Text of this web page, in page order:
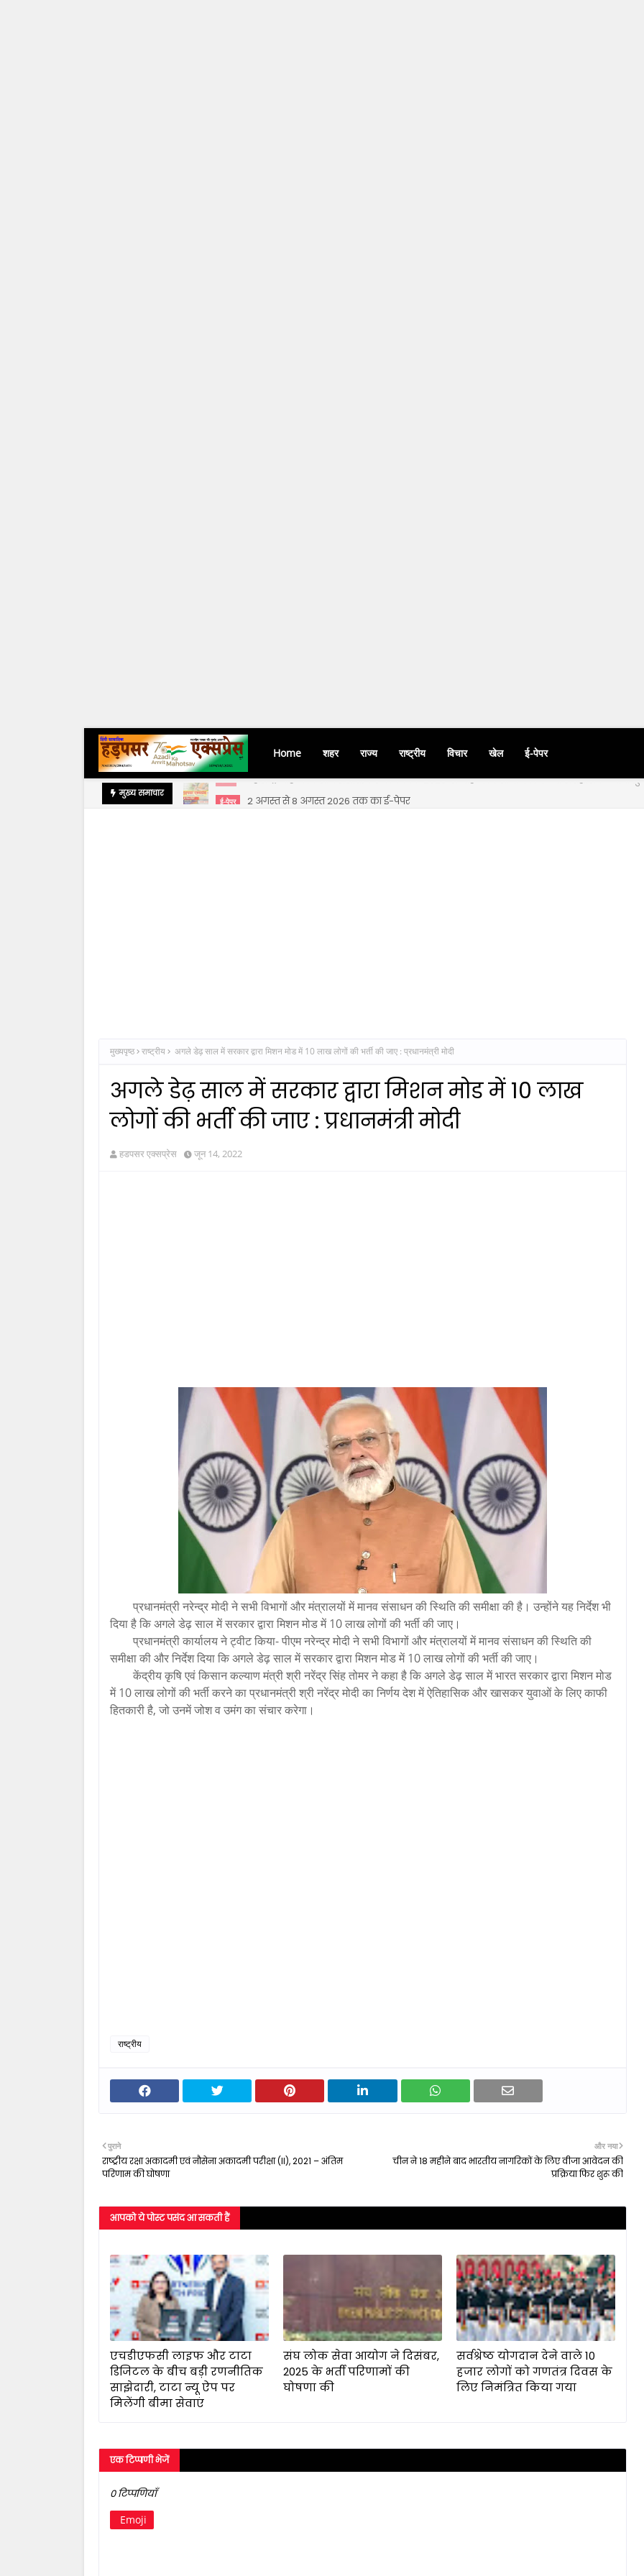
Home शहर राज्य राष्ट्रीय विचार खेल ई-पेपर
मुख्य समाचार ई-पेपर 2 अगस्त से 8 अगस्त 2026 तक का ई-पेपर
मुख्यपृष्ठ राष्ट्रीय अगले डेढ़ साल में सरकार द्वारा मिशन मोड में 10 लाख लोगों की भर्ती की जाए : प्रधानमंत्री मोदी
अगले डेढ़ साल में सरकार द्वारा मिशन मोड में 10 लाख
लोगों की भर्ती की जाए : प्रधानमंत्री मोदी
हडपसर एक्सप्रेस जून 14, 2022
प्रधानमंत्री नरेन्द्र मोदी ने सभी विभागों और मंत्रालयों में मानव संसाधन की स्थिति की समीक्षा की है। उन्होंने यह निर्देश भी
दिया है कि अगले डेढ़ साल में सरकार द्वारा मिशन मोड में 10 लाख लोगों की भर्ती की जाए।
प्रधानमंत्री कार्यालय ने ट्वीट किया- पीएम नरेन्द्र मोदी ने सभी विभागों और मंत्रालयों में मानव संसाधन की स्थिति की
समीक्षा की और निर्देश दिया कि अगले डेढ़ साल में सरकार द्वारा मिशन मोड में 10 लाख लोगों की भर्ती की जाए।
केंद्रीय कृषि एवं किसान कल्याण मंत्री श्री नरेंद्र सिंह तोमर ने कहा है कि अगले डेढ़ साल में भारत सरकार द्वारा मिशन मोड
में 10 लाख लोगों की भर्ती करने का प्रधानमंत्री श्री नरेंद्र मोदी का निर्णय देश में ऐतिहासिक और खासकर युवाओं के लिए काफी
हितकारी है, जो उनमें जोश व उमंग का संचार करेगा।
राष्ट्रीय
और नया
चीन ने 18 महीने बाद भारतीय नागरिकों के लिए वीजा आवेदन की
प्रक्रिया फिर शुरू की
पुराने
राष्‍ट्रीय रक्षा अकादमी एवं नौसेना अकादमी परीक्षा (II), 2021 – अंतिम
परिणाम की घोषणा
आपको ये पोस्ट पसंद आ सकती हैं
एचडीएफसी लाइफ और टाटा
डिजिटल के बीच बड़ी रणनीतिक
साझेदारी, टाटा न्यू ऐप पर
मिलेंगी बीमा सेवाएं
संघ लोक सेवा आयोग ने दिसंबर,
2025 के भर्ती परिणामों की
घोषणा की
सर्वश्रेष्ठ योगदान देने वाले 10
हजार लोगों को गणतंत्र दिवस के
लिए निमंत्रित किया गया
एक टिप्पणी भेजें
0 टिप्पणियाँ
Emoji